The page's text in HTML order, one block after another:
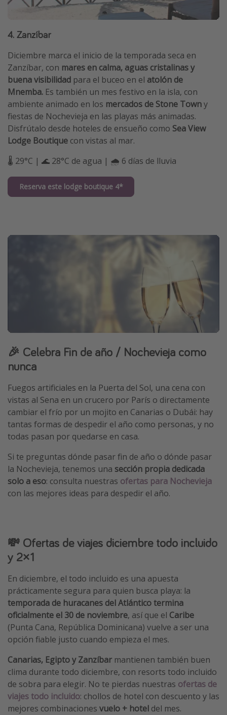
4. Zanzíbar
Diciembre marca el inicio de la temporada seca en
Zanzíbar, con mares en calma, aguas cristalinas y
buena visibilidad para el buceo en el atolón de
Mnemba. Es también un mes festivo en la isla, con
ambiente animado en los mercados de Stone Towny
fiestas de Nochevieja en las playas más animadas.
Disfrútalo desde hoteles de ensueño como Sea View
Lodge Boutique con vistas al mar.
🌡️ 29°C | 🌊 28°C de agua | 🌧️ 6 días de lluvia
Reserva este lodge boutique 4*
🎉 Celebra Fin de año / Nochevieja como
nunca
Fuegos artificiales en la Puerta del Sol, una cena con
vistas al Sena en un crucero por París o directamente
cambiar el frío por un mojito en Canarias o Dubái: hay
tantas formas de despedir el año como personas, y no
todas pasan por quedarse en casa.
Si te preguntas dónde pasar fin de año o dónde pasar
la Nochevieja, tenemos una sección propia dedicada
solo a eso: consulta nuestras ofertas para Nochevieja
con las mejores ideas para despedir el año.
💸 Ofertas de viajes diciembre todo incluido
y 2×1
En diciembre, el todo incluido es una apuesta
prácticamente segura para quien busca playa: la
temporada de huracanes del Atlántico termina
oficialmente el 30 de noviembre, así que el Caribe
(Punta Cana, República Dominicana) vuelve a ser una
opción fiable justo cuando empieza el mes.
Canarias, Egipto y Zanzíbar mantienen también buen
clima durante todo diciembre, con resorts todo incluido
de sobra para elegir. No te pierdas nuestras ofertas de
viajes todo incluido: chollos de hotel con descuento y las
mejores combinaciones vuelo + hotel del mes.